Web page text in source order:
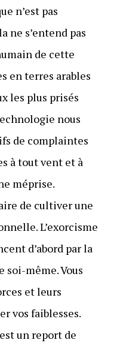
n’est pas
ne s’entend pas
de cette
en terres arables
les plus prisés
nous
de complaintes
à tout vent et à
méprise.
de cultiver une
L’exorcisme
d’abord par la
soi-même. Vous
et leurs
vos faiblesses.
un report de